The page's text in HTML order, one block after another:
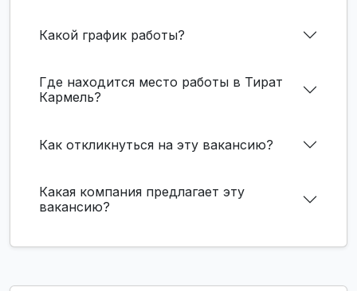
Какой график работы?
Где находится место работы в Тират
Кармель?
Как откликнуться на эту вакансию?
Какая компания предлагает эту
вакансию?